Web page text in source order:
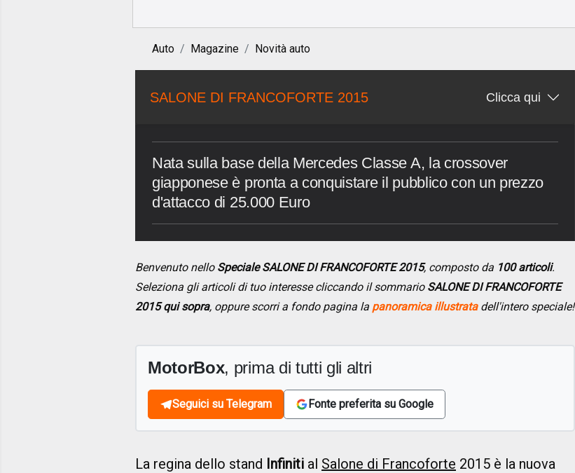
Auto Magazine Novità auto
SALONE DI FRANCOFORTE 2015 Clicca qui
Nata sulla base della Mercedes Classe A, la crossover
giapponese è pronta a conquistare il pubblico con un prezzo
d'attacco di 25.000 Euro
Benvenuto nello Speciale SALONE DI FRANCOFORTE 2015, composto da 100 articoli.
Seleziona gli articoli di tuo interesse cliccando il sommario SALONE DI FRANCOFORTE
2015 qui sopra, oppure scorri a fondo pagina la panoramica illustratadell'intero speciale!
MotorBox, prima di tutti gli altri
Seguici su Telegram Fonte preferita su Google
La regina dello stand Infiniti al Salone di Francoforte 2015 è la nuova